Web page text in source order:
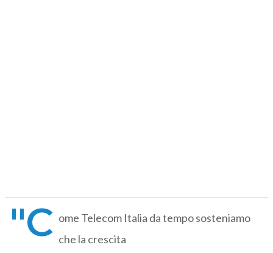
"C ome Telecom Italia da tempo sosteniamo
che la crescita